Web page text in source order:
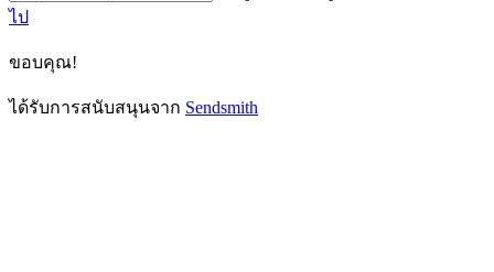
ไป
ขอบคุณ!
ได้รับการสนับสนุนจาก Sendsmith